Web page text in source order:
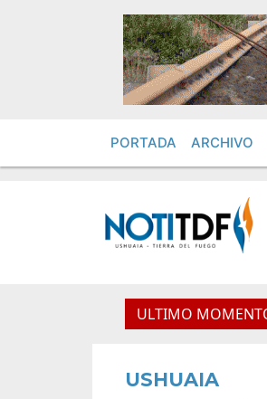
PORTADA ARCHIVO
ULTIMO
de una propuesta educativa
USHUAIA